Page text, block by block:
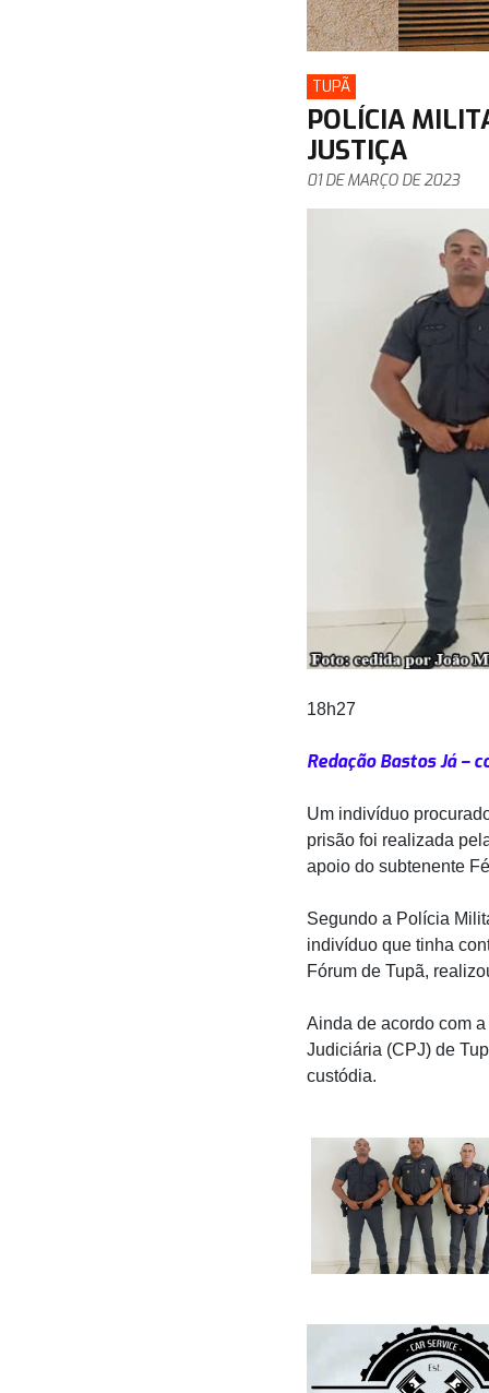
TUPÃ
POLÍCIA
JUSTIÇA
01 DE MARÇO DE 2023
18h27
Redação Bastos Já –
Um indivíduo
prisão foi realizada
apoio do subtenente
Segundo a Polícia
indivíduo que tinha
Fórum de Tupã,
Ainda de acordo com
Judiciária (CPJ) de
custódia.